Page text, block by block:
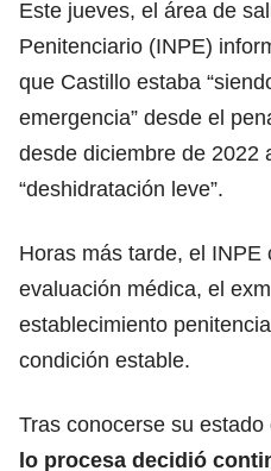
Este jueves, el área de
Penitenciario (INPE)
que Castillo estaba
emergencia” desde el
desde diciembre de 2022
“deshidratación leve”.
Horas más tarde, el INPE
evaluación médica, el
establecimiento
condición estable.
Tras conocerse su estado
lo procesa decidió